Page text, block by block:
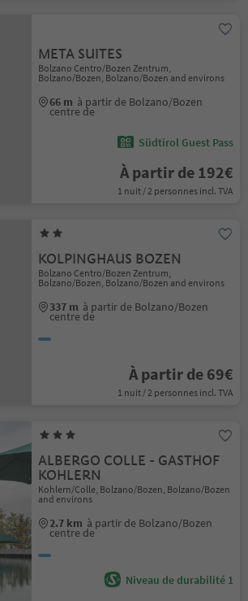
META SUITES
Bolzano Centro/Bozen Zentrum,
Bolzano/Bozen, Bolzano/Bozen and environs
66 m à partir de Bolzano/Bozen
centre de
Südtirol Guest Pass
À partir de 192€
1 nuit / 2 personnes incl. TVA
KOLPINGHAUS BOZEN
Bolzano Centro/Bozen Zentrum,
Bolzano/Bozen, Bolzano/Bozen and environs
337 m à partir de Bolzano/Bozen
centre de
À partir de 69€
1 nuit / 2 personnes incl. TVA
ALBERGO COLLE - GASTHOF
KOHLERN
Kohlern/Colle, Bolzano/Bozen, Bolzano/Bozen
and environs
2.7 km à partir de Bolzano/Bozen
centre de
Niveau de durabilité 1